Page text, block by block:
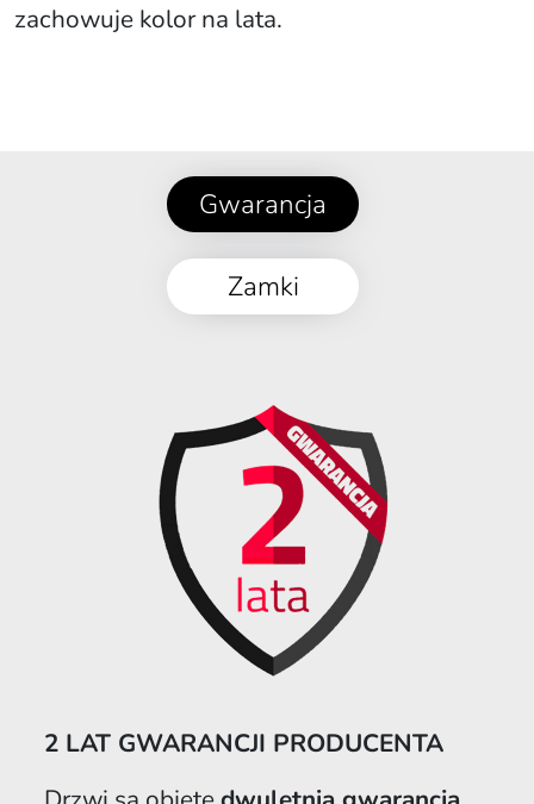
zachowuje kolor na lata.
Gwarancja
Zamki
2 LAT GWARANCJI PRODUCENTA